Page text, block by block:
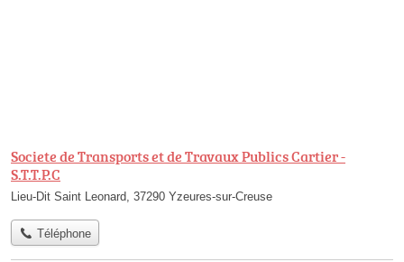
Societe de Transports et de Travaux Publics Cartier -
S.T.T.P.C
Lieu-Dit Saint Leonard, 37290 Yzeures-sur-Creuse
Téléphone